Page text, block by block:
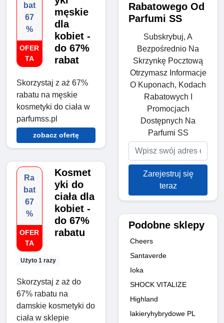
bat
67
%
OFER
TA
męskie
dla
kobiet -
do 67%
rabat
Skorzystaj z aż 67%
rabatu na męskie
kosmetyki do ciała w
parfumss.pl
zobacz ofertę
Ra
bat
67
%
OFER
TA
Użyto 1 razy
Kosmet
yki do
ciała dla
kobiet -
do 67%
rabatu
Skorzystaj z aż do
67% rabatu na
damskie kosmetyki do
ciała w sklepie
Rabatowego Od
Parfumi SS
Subskrybuj, A
Bezpośrednio Na
Skrzynkę Pocztową
Otrzymasz Informacje
O Kuponach, Kodach
Rabatowych I
Promocjach
Dostępnych Na
Parfumi SS
Zarejestruj się
teraz
Podobne sklepy
Cheers
Santaverde
Ioka
SHOCK VITALIZE
Highland
lakieryhybrydowe PL